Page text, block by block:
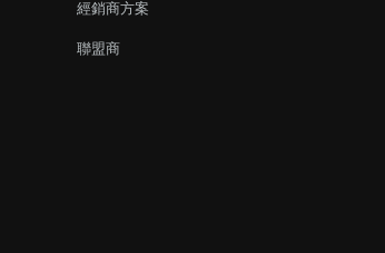
經銷商方案
聯盟商